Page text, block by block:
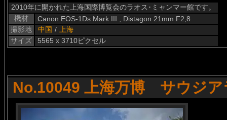
2010年に開かれた上海国際博覧会のラオス･ミャンマー館です。
機材
Canon EOS-1Ds Mark III , Distagon 21mm F2,8
撮影地
中国 /
上海
サイズ
5565 x 3710ピクセル
No.10049 上海万博 サウジア